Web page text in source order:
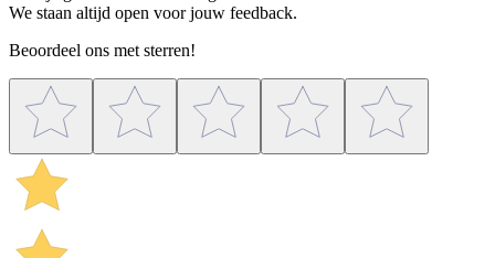
We staan altijd open voor jouw feedback.
Beoordeel ons met sterren!